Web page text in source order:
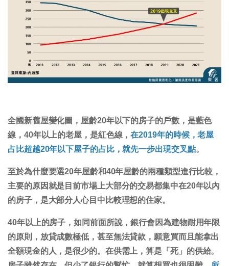
全國新舊屋變化圖，屋齡20年以下的房子的戶數，是藍色
線，40年以上的老屋，是紅色線，在2019年的時候，老屋
占比超越20年以下屋子的占比，就先一步出現交叉點。
至於為什麼要選20年屋齡和40年屋齡的兩種類型進行比較，
主要的原因就是目前市場上大部分的交易都集中在20年以內
的房子，是大部分人心目中比較理想的住家。
40年以上的房子，如同前面所說，銀行會因為建物耐用年限
的原則，放貸成數極低，甚至無法貸款，願意買而且能拿出
全額現金的人，是很少的。在供需上，算是「死」的供給。